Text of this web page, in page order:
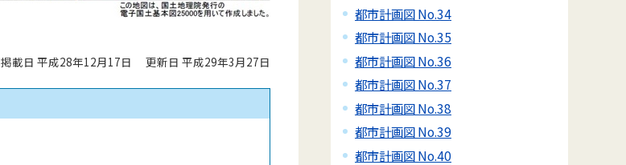
掲載日 平成28年12月17日 更新日 平成29年3月27日
都市計画図 No.34
都市計画図 No.35
都市計画図 No.36
都市計画図 No.37
都市計画図 No.38
都市計画図 No.39
都市計画図 No.40